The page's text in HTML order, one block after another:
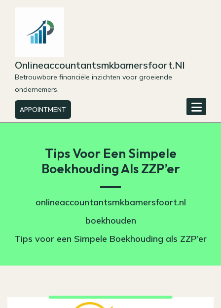
Onlineaccountantsmkbamersfoort.nl
Betrouwbare financiële inzichten voor groeiende
ondernemers.
APPOINTMENT
Tips Voor Een Simpele
Boekhouding Als ZZP’er
onlineaccountantsmkbamersfoort.nl
boekhouden
Tips voor een Simpele Boekhouding als ZZP’er